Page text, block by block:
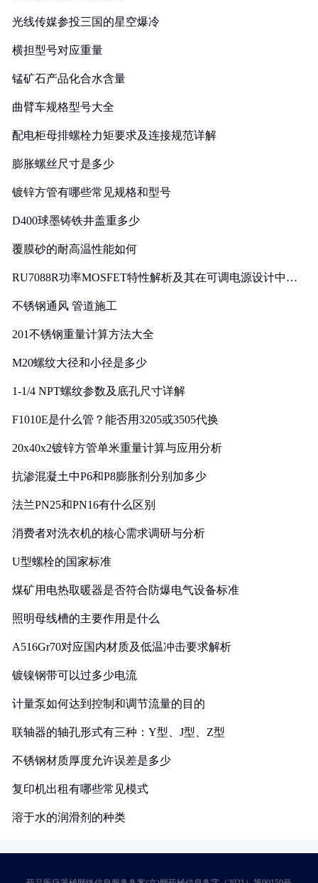
光线传媒参投三国的星空爆冷
横担型号对应重量
锰矿石产品化合水含量
曲臂车规格型号大全
配电柜母排螺栓力矩要求及连接规范详解
膨胀螺丝尺寸是多少
镀锌方管有哪些常见规格和型号
D400球墨铸铁井盖重多少
覆膜砂的耐高温性能如何
RU7088R功率MOSFET特性解析及其在可调电源设计中的
不锈钢通风 管道施工
201不锈钢重量计算方法大全
M20螺纹大径和小径是多少
1-1/4 NPT螺纹参数及底孔尺寸详解
F1010E是什么管？能否用3205或3505代换
20x40x2镀锌方管单米重量计算与应用分析
抗渗混凝土中P6和P8膨胀剂分别加多少
法兰PN25和PN16有什么区别
消费者对洗衣机的核心需求调研与分析
U型螺栓的国家标准
煤矿用电热取暖器是否符合防爆电气设备标准
照明母线槽的主要作用是什么
A516Gr70对应国内材质及低温冲击要求解析
镀镍钢带可以过多少电流
计量泵如何达到控制和调节流量的目的
联轴器的轴孔形式有三种：Y型、J型、Z型
不锈钢材质厚度允许误差是多少
复印机出租有哪些常见模式
溶于水的润滑剂的种类